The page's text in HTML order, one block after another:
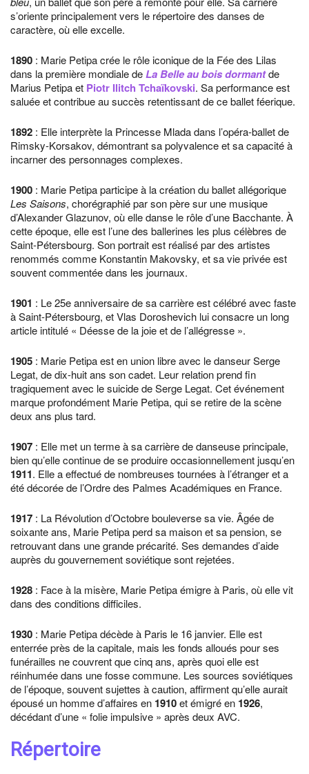
s’oriente principalement vers le répertoire des danses de
caractère, où elle excelle.
1890 : Marie Petipa crée le rôle iconique de la Fée des Lilas
dans la première mondiale deLa Belle au bois dormantde
Marius Petipa et Piotr Ilitch Tchaïkovski. Sa performance est
saluée et contribue au succès retentissant de ce ballet féerique.
1892 : Elle interprète la Princesse Mlada dans l’opéra-ballet de
Rimsky-Korsakov, démontrant sa polyvalence et sa capacité à
incarner des personnages complexes.
1900 : Marie Petipa participe à la création du ballet allégorique
Les Saisons, chorégraphié par son père sur une musique
d’Alexander Glazunov, où elle danse le rôle d’une Bacchante. À
cette époque, elle est l’une des ballerines les plus célèbres de
Saint-Pétersbourg. Son portrait est réalisé par des artistes
renommés comme Konstantin Makovsky, et sa vie privée est
souvent commentée dans les journaux.
1901 : Le 25e anniversaire de sa carrière est célébré avec faste
à Saint-Pétersbourg, et Vlas Doroshevich lui consacre un long
article intitulé « Déesse de la joie et de l’allégresse ».
1905 : Marie Petipa est en union libre avec le danseur Serge
Legat, de dix-huit ans son cadet. Leur relation prend fin
tragiquement avec le suicide de Serge Legat. Cet événement
marque profondément Marie Petipa, qui se retire de la scène
deux ans plus tard.
1907 : Elle met un terme à sa carrière de danseuse principale,
bien qu’elle continue de se produire occasionnellement jusqu’en
1911. Elle a effectué de nombreuses tournées à l’étranger et a
été décorée de l’Ordre des Palmes Académiques en France.
1917 : La Révolution d’Octobre bouleverse sa vie. Âgée de
soixante ans, Marie Petipa perd sa maison et sa pension, se
retrouvant dans une grande précarité. Ses demandes d’aide
auprès du gouvernement soviétique sont rejetées.
1928 : Face à la misère, Marie Petipa émigre à Paris, où elle vit
dans des conditions difficiles.
1930 : Marie Petipa décède à Paris le 16 janvier. Elle est
enterrée près de la capitale, mais les fonds alloués pour ses
funérailles ne couvrent que cinq ans, après quoi elle est
réinhumée dans une fosse commune. Les sources soviétiques
de l’époque, souvent sujettes à caution, affirment qu’elle aurait
épousé un homme d’affaires en 1910et émigré en 1926,
décédant d’une « folie impulsive » après deux AVC.
Répertoire